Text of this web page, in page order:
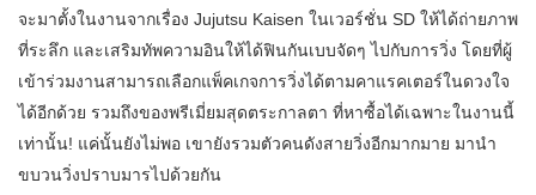
จะมาตั้งในงานจากเรื่อง Jujutsu Kaisen ในเวอร์ชั่น SD ให้ได้ถ่ายภาพ
ที่ระลึก และเสริมทัพความอินให้ได้ฟินกันเบบจัดๆ ไปกับการวิ่ง โดยที่ผู้
เข้าร่วมงานสามารถเลือกแพ็คเกจการวิ่งได้ตามคาแรคเตอร์ในดวงใจ
ได้อีกด้วย รวมถึงของพรีเมี่ยมสุดตระกาลตา ที่หาซื้อได้เฉพาะในงานนี้
เท่านั้น! แค่นั้นยังไม่พอ เขายังรวมตัวคนดังสายวิ่งอีกมากมาย มานำ
ขบวนวิ่งปราบมารไปด้วยกัน